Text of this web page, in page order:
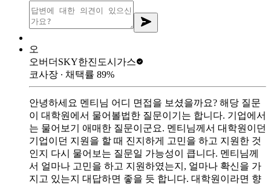
오
오버더SKY한진도시가스
코사장 ∙ 채택률 89%
안녕하세요 멘티님 어디 면접을 보셨을까요? 해당 질문
이 대학원에서 물어볼법한 질문이기는 합니다. 기업에서
는 물어보기 애매한 질문이군요. 멘티님께서 대학원이던
기업이던 지원을 할 때 진지하게 고민을 하고 지원한 것
인지 다시 물어보는 질문일 가능성이 큽니다. 멘티님께
서 얼마나 고민을 하고 지원하였는지, 얼마나 확신을 가
지고 있는지 대답하면 좋을 듯 합니다. 대학원이라면 향